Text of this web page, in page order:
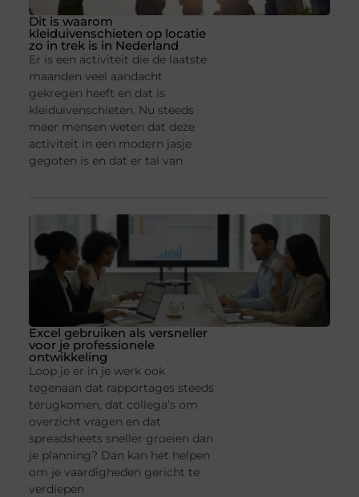
Dit is waarom
kleiduivenschieten op locatie
zo in trek is in Nederland
Er is een activiteit die de laatste
maanden veel aandacht
gekregen heeft en dat is
kleiduivenschieten. Nu steeds
meer mensen weten dat deze
activiteit in een modern jasje
gegoten is en dat er tal van
Excel gebruiken als versneller
voor je professionele
ontwikkeling
Loop je er in je werk ook
tegenaan dat rapportages steeds
terugkomen, dat collega’s om
overzicht vragen en dat
spreadsheets sneller groeien dan
je planning? Dan kan het helpen
om je vaardigheden gericht te
verdiepen